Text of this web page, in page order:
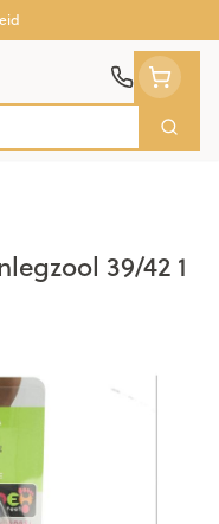
Zoek
39/42 1